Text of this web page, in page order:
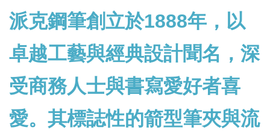
派克鋼筆創立於1888年，以
卓越工藝與經典設計聞名，深
受商務人士與書寫愛好者喜
愛。其標誌性的箭型筆夾與流